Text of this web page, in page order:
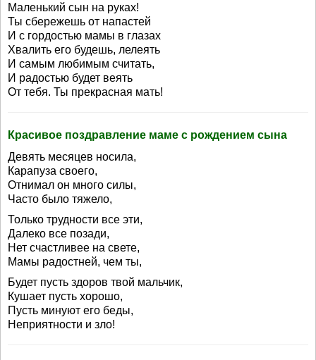
Маленький сын на руках!
Ты сбережешь от напастей
И с гордостью мамы в глазах
Хвалить его будешь, лелеять
И самым любимым считать,
И радостью будет веять
От тебя. Ты прекрасная мать!
Красивое поздравление маме с рождением сына
Девять месяцев носила,
Карапуза своего,
Отнимал он много силы,
Часто было тяжело,
Только трудности все эти,
Далеко все позади,
Нет счастливее на свете,
Мамы радостней, чем ты,
Будет пусть здоров твой мальчик,
Кушает пусть хорошо,
Пусть минуют его беды,
Неприятности и зло!